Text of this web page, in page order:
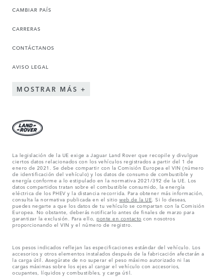
CAMBIAR PAÍS
CARRERAS
CONTÁCTANOS
AVISO LEGAL
MOSTRAR MÁS
La legislación de la UE exige a Jaguar Land Rover que recopile y divulgue
ciertos datos relacionados con los vehículos registrados a partir del 1 de
enero de 2021. Se debe compartir con la Comisión Europea el VIN (número
de identificación del vehículo) y los datos de consumo de combustible y
energía conforme a lo estipulado en la normativa 2021/392 de la UE. Los
datos compartidos tratan sobre el combustible consumido, la energía
eléctrica de los PHEV y la distancia recorrida. Para obtener más información,
consulta la normativa publicada en el sitio web de la UE . Si lo deseas,
puedes negarte a que los datos de tu vehículo se compartan con la Comisión
Europea. No obstante, deberás notificarlo antes de finales de marzo para
garantizar la exclusión. Para ello, ponte en contacto con nosotros
proporcionando el VIN y el número de registro.
Los pesos indicados reflejan las especificaciones estándar del vehículo. Los
accesorios y otros elementos instalados después de la fabricación afectarán a
la carga útil. Asegúrate de no superar el peso máximo autorizado ni las
cargas máximas sobre los ejes al cargar el vehículo con accesorios,
ocupantes, líquidos y combustibles, y carga útil.